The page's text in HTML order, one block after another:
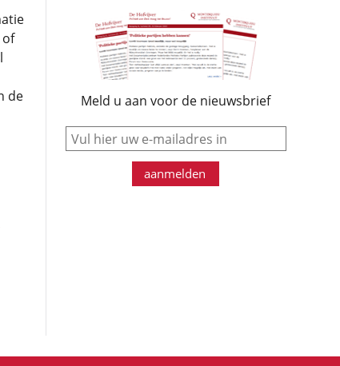
de
Meld u aan voor de nieuwsbrief
e-mail
aanmelden